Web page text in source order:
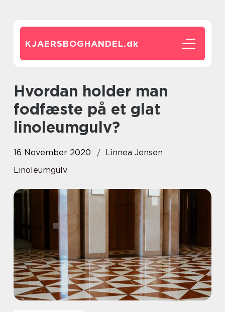
KJAERSBOGHANDEL.dk
Hvordan holder man
fodfæste på et glat
linoleumgulv?
16 November 2020
Linnea Jensen
Linoleumgulv